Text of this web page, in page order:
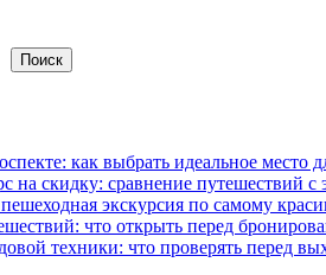
Поиск
как выбрать идеальное место
на скидку: сравнение путешествий с
экскурсия по самому
что открыть перед
техники: что проверять перед